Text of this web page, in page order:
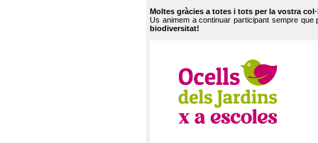
Moltes gràcies a totes i tots per la vostra
Us animem a continuar participant sempre que
biodiversitat!